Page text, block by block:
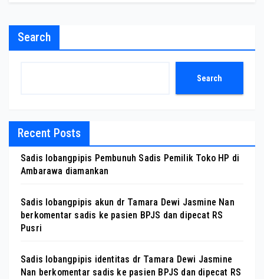
Search
Search
Recent Posts
Sadis lobangpipis Pembunuh Sadis Pemilik Toko HP di
Ambarawa diamankan
Sadis lobangpipis akun dr Tamara Dewi Jasmine Nan
berkomentar sadis ke pasien BPJS dan dipecat RS
Pusri
Sadis lobangpipis identitas dr Tamara Dewi Jasmine
Nan berkomentar sadis ke pasien BPJS dan dipecat RS